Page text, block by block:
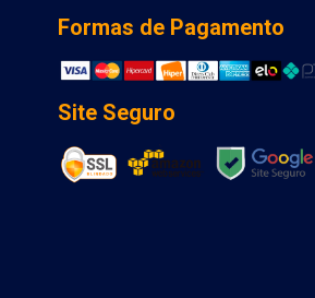
Formas de Pagamento
Site Seguro